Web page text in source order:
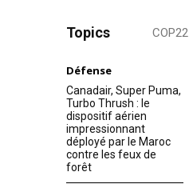
Topics COP22
Défense
Canadair, Super Puma,
Turbo Thrush : le
dispositif aérien
impressionnant
déployé par le Maroc
contre les feux de
forêt